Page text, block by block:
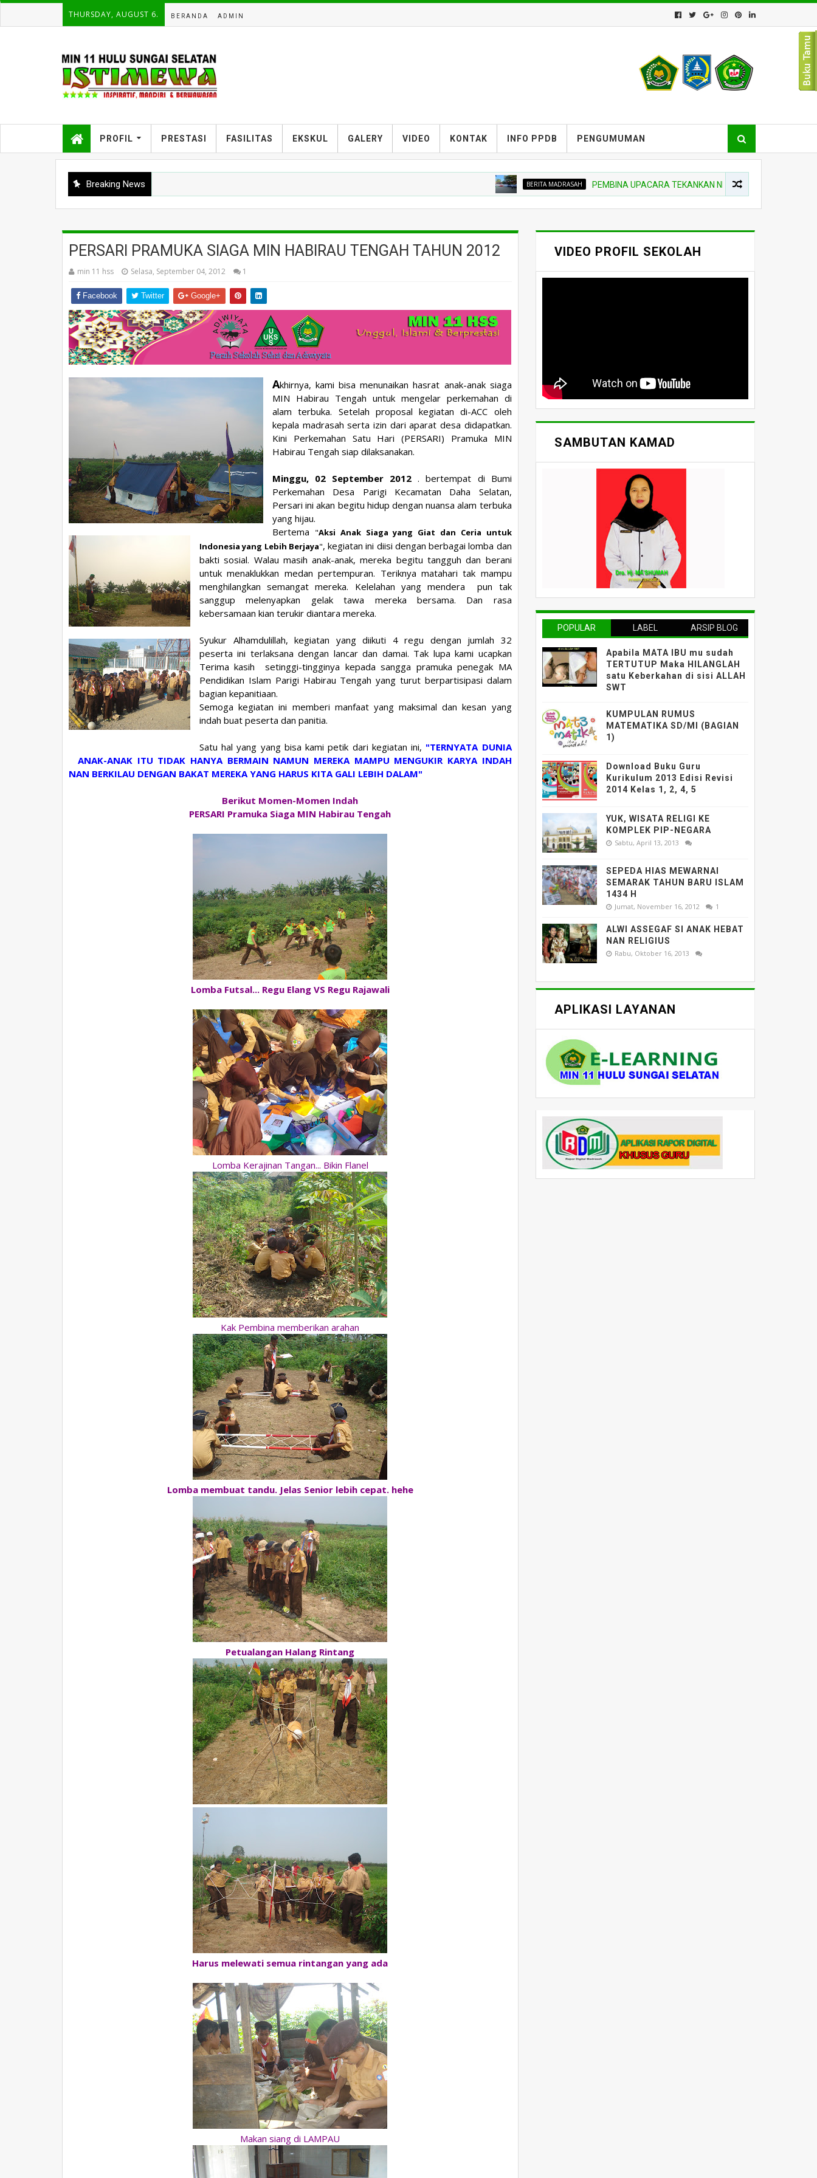
THURSDAY, AUGUST 6. BERANDA ADMIN
PROFIL PRESTASI FASILITAS EKSKUL GALERY VIDEO KONTAK INFO PPDB PENGUMUMAN
Breaking News BERITA MADRASAH PEMBINA UPACARA TEKANKAN NIAT BELAJAR DAN DISIPLIN
PERSARI PRAMUKA SIAGA MIN HABIRAU TENGAH TAHUN 2012
min 11 hss Selasa, September 04, 2012 1
Facebook Twitter Google+
Akhirnya, kami bisa menunaikan hasrat anak-anak siaga
MIN Habirau Tengah untuk mengelar perkemahan di
alam terbuka. Setelah proposal kegiatan di-ACC oleh
kepala madrasah serta izin dari aparat desa didapatkan.
Kini Perkemahan Satu Hari (PERSARI) Pramuka MIN
Habirau Tengah siap dilaksanakan.
Minggu, 02 September 2012. bertempat di Bumi
Perkemahan Desa Parigi Kecamatan Daha Selatan,
Persari ini akan begitu hidup dengan nuansa alam terbuka
yang hijau.
Bertema
"Aksi Anak Siaga yang Giat dan Ceria untuk
Indonesia yang Lebih Berjaya", kegiatan ini diisi dengan berbagai lomba dan
bakti sosial. Walau masih anak-anak, mereka begitu tangguh dan berani
untuk menaklukkan medan pertempuran. Teriknya matahari tak mampu
menghilangkan semangat mereka. Kelelahan yang mendera
pun tak
sanggup melenyapkan gelak tawa mereka bersama. Dan rasa
kebersamaan kian terukir diantara mereka.
Syukur Alhamdulillah, kegiatan yang diikuti 4 regu dengan jumlah 32
peserta ini terlaksana dengan lancar dan damai. Tak lupa kami ucapkan
Terima kasih
setinggi-tingginya kepada sangga pramuka penegak MA
Pendidikan Islam Parigi Habirau Tengah yang turut berpartisipasi dalam
bagian kepanitiaan.
Semoga kegiatan ini memberi manfaat yang maksimal dan kesan yang
indah buat peserta dan panitia.
Satu hal yang yang bisa kami petik dari kegiatan ini, "TERNYATA DUNIA
ANAK-ANAK ITU TIDAK HANYA BERMAIN NAMUN MEREKA MAMPU MENGUKIR KARYA INDAH
NAN BERKILAU DENGAN BAKAT MEREKA YANG HARUS KITA GALI LEBIH DALAM"
Berikut Momen-Momen Indah
PERSARI Pramuka Siaga MIN Habirau Tengah
Lomba Futsal... Regu Elang VS Regu Rajawali
Lomba Kerajinan Tangan... Bikin Flanel
Kak Pembina memberikan arahan
Lomba membuat tandu. Jelas Senior lebih cepat. hehe
Petualangan Halang Rintang
Harus melewati semua rintangan yang ada
Makan siang di LAMPAU
VIDEO PROFIL SEKOLAH
SAMBUTAN KAMAD
POPULAR LABEL ARSIP BLOG
Apabila MATA IBU mu sudah
TERTUTUP Maka HILANGLAH
satu Keberkahan di sisi ALLAH
SWT
KUMPULAN RUMUS
MATEMATIKA SD/MI (BAGIAN
1)
Download Buku Guru
Kurikulum 2013 Edisi Revisi
2014 Kelas 1, 2, 4, 5
YUK, WISATA RELIGI KE
KOMPLEK PIP-NEGARA
Sabtu, April 13, 2013
SEPEDA HIAS MEWARNAI
SEMARAK TAHUN BARU ISLAM
1434 H
Jumat, November 16, 2012 1
ALWI ASSEGAF SI ANAK HEBAT
NAN RELIGIUS
Rabu, Oktober 16, 2013
APLIKASI LAYANAN